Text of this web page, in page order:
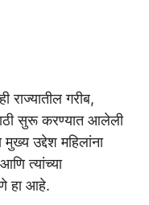
राज्यातील गरीब,
सुरू करण्यात आलेली
उद्देश महिलांना
त्यांच्या
हा आहे.